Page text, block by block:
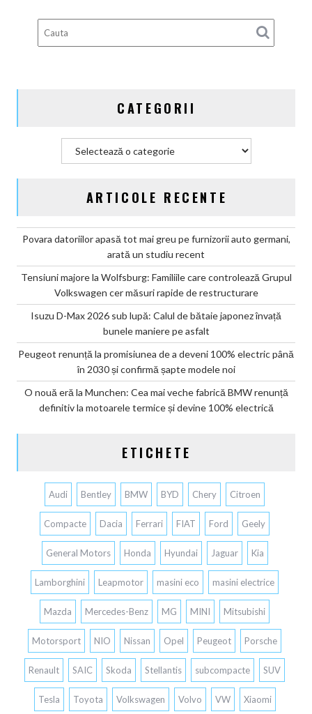
CATEGORII
ARTICOLE RECENTE
Povara datoriilor apasă tot mai greu pe furnizorii auto germani,
arată un studiu recent
Tensiuni majore la Wolfsburg: Familiile care controlează Grupul
Volkswagen cer măsuri rapide de restructurare
Isuzu D-Max 2026 sub lupă: Calul de bătaie japonez învață
bunele maniere pe asfalt
Peugeot renunță la promisiunea de a deveni 100% electric până
în 2030 și confirmă șapte modele noi
O nouă eră la Munchen: Cea mai veche fabrică BMW renunță
definitiv la motoarele termice și devine 100% electrică
ETICHETE
Audi Bentley BMW BYD Chery Citroen
Compacte Dacia Ferrari FIAT Ford Geely
General Motors Honda Hyundai Jaguar Kia
Lamborghini Leapmotor masini eco masini electrice
Mazda Mercedes-Benz MG MINI Mitsubishi
Motorsport NIO Nissan Opel Peugeot Porsche
Renault SAIC Skoda Stellantis subcompacte SUV
Tesla Toyota Volkswagen Volvo VW Xiaomi